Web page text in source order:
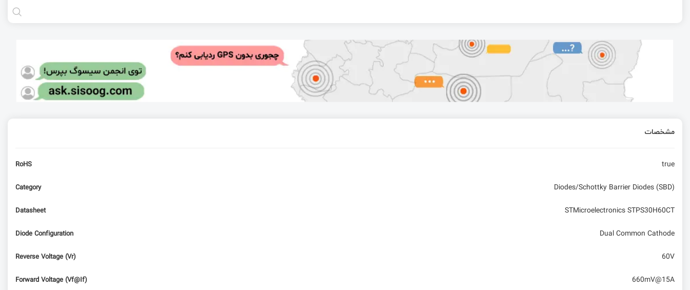
مشخصات
RoHS true
Category Diodes/Schottky Barrier Diodes (SBD)
Datasheet STMicroelectronics STPS30H60CT
Diode Configuration Dual Common Cathode
Reverse Voltage (Vr) 60V
Forward Voltage (Vf@If) 660mV@15A